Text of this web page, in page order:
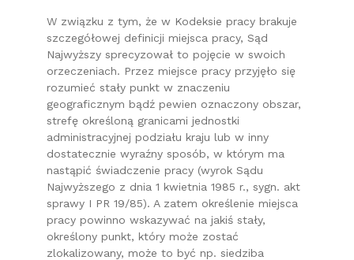
W związku z tym, że w Kodeksie pracy brakuje
szczegółowej definicji miejsca pracy, Sąd
Najwyższy sprecyzował to pojęcie w swoich
orzeczeniach. Przez miejsce pracy przyjęło się
rozumieć stały punkt w znaczeniu
geograficznym bądź pewien oznaczony obszar,
strefę określoną granicami jednostki
administracyjnej podziału kraju lub w inny
dostatecznie wyraźny sposób, w którym ma
nastąpić świadczenie pracy (wyrok Sądu
Najwyższego z dnia 1 kwietnia 1985 r., sygn. akt
sprawy I PR 19/85). A zatem określenie miejsca
pracy powinno wskazywać na jakiś stały,
określony punkt, który może zostać
zlokalizowany, może to być np. siedziba